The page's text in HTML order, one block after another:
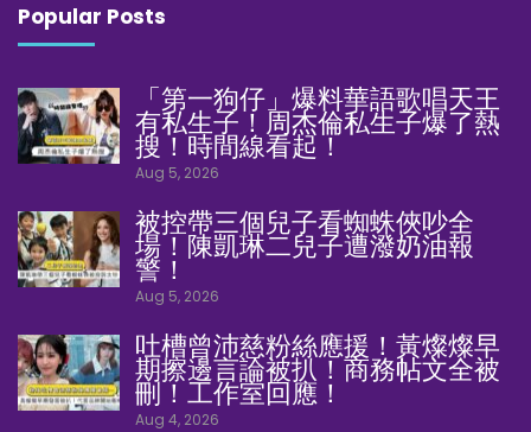
Popular Posts
「第一狗仔」爆料華語歌唱天王
有私生子！周杰倫私生子爆了熱
搜！時間線看起！
Aug 5, 2026
被控帶三個兒子看蜘蛛俠吵全
場！陳凱琳二兒子遭潑奶油報
警！
Aug 5, 2026
吐槽曾沛慈粉絲應援！黃燦燦早
期擦邊言論被扒！商務帖文全被
刪！工作室回應！
Aug 4, 2026